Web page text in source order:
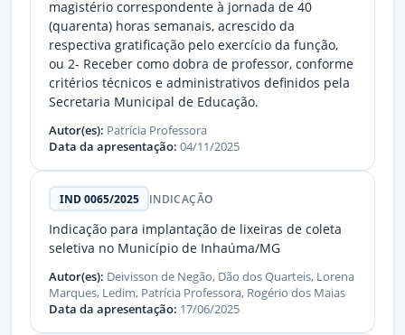
magistério correspondente à jornada de 40
(quarenta) horas semanais, acrescido da
respectiva gratificação pelo exercício da função,
ou 2- Receber como dobra de professor, conforme
critérios técnicos e administrativos definidos pela
Secretaria Municipal de Educação.
Autor(es): Patrícia Professora
Data da apresentação: 04/11/2025
IND 0065/2025 INDICAÇÃO
Indicação para implantação de lixeiras de coleta
seletiva no Município de Inhaúma/MG
Autor(es): Deivisson de Negão, Dão dos Quarteis, Lorena
Marques, Ledim, Patrícia Professora, Rogério dos Maias
Data da apresentação: 17/06/2025